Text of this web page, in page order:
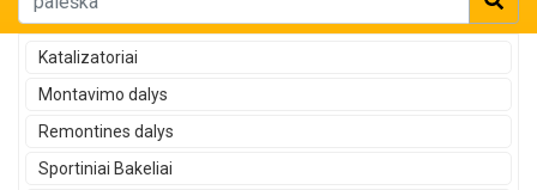
Katalizatoriai
Montavimo dalys
Remontines dalys
Sportiniai Bakeliai